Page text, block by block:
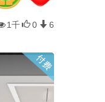
1千 0 6